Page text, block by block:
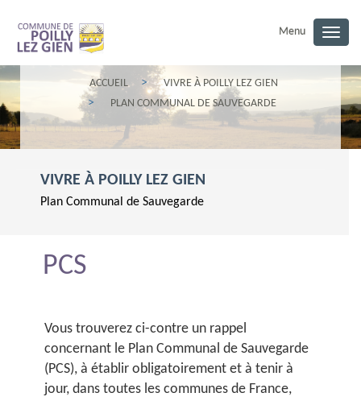
Menu
ACCUEIL
VIVRE À POILLY LEZ GIEN
PLAN COMMUNAL DE SAUVEGARDE
VIVRE À POILLY LEZ GIEN
Plan Communal de Sauvegarde
PCS
Vous trouverez ci-contre un rappel
concernant le Plan Communal de Sauvegarde
(PCS), à établir obligatoirement et à tenir à
jour, dans toutes les communes de France,